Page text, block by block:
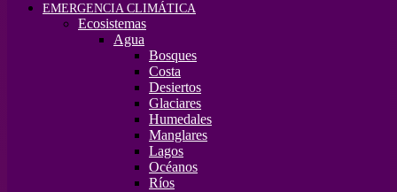
EMERGENCIA CLIMÁTICA
Ecosistemas
Agua
Bosques
Costa
Desiertos
Glaciares
Humedales
Manglares
Lagos
Océanos
Ríos